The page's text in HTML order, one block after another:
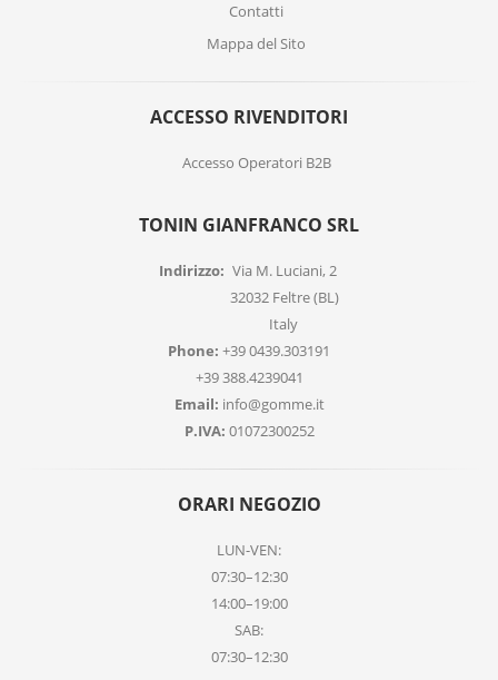
Contatti
Mappa del Sito
ACCESSO RIVENDITORI
Accesso Operatori B2B
TONIN GIANFRANCO SRL
Indirizzo: Via M. Luciani, 2
32032 Feltre (BL)
Italy
Phone: +39 0439.303191
+39 388.4239041
Email: info@gomme.it
P.IVA: 01072300252
ORARI NEGOZIO
LUN-VEN:
07:30–12:30
14:00–19:00
SAB:
07:30–12:30